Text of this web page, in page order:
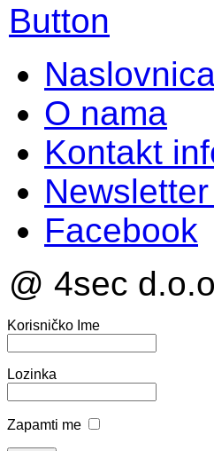
O nama
Kontakt
Facebook
@ 4sec
Korisničko Ime
Lozinka
Zapamti me